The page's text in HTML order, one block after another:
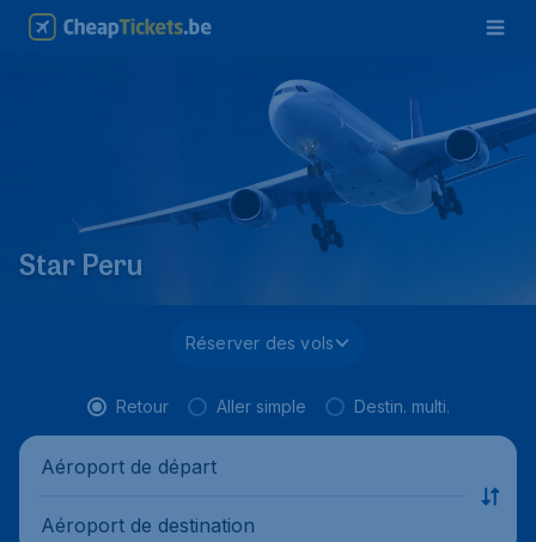
Star Peru
Réserver des vols
Retour Aller simple Destin. multi.
Aéroport de départ
Aéroport de destination